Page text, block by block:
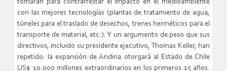
tomarán para contrarrestar el impacto en el medioambiente
con las mejores tecnologías (plantas de tratamiento de agua,
túneles para el traslado de desechos, trenes herméticos para el
transporte de material, etc.). Y un argumento de peso que sus
directivos, incluido su presidente ejecutivo, Thomas Keller, han
repetido: la expansión de Andina otorgará al Estado de Chile
US$ 10.000 millones extraordinarios en los primeros 15 años.